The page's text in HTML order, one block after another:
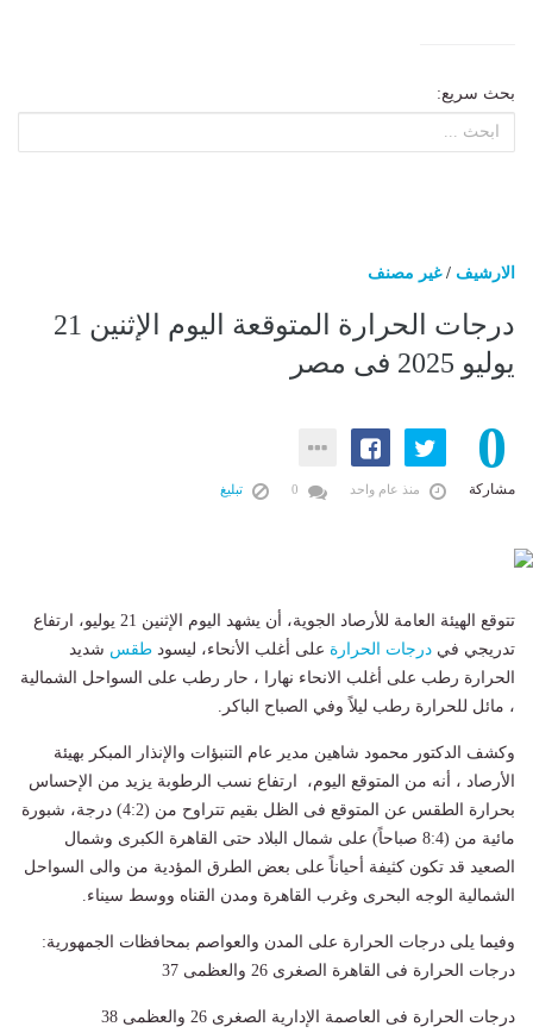
بحث سريع:
الارشيف /غير مصنف
درجات الحرارة المتوقعة اليوم الإثنين 21
يوليو 2025 فى مصر
0
مشاركة منذ عام واحد تبليغ
تتوقع الهيئة العامة للأرصاد الجوية، أن يشهد اليوم الإثنين 21 يوليو، ارتفاع
تدريجي في درجات الحرارة على أغلب الأنحاء، ليسود طقس شديد
الحرارة رطب على أغلب الانحاء نهارا ، حار رطب على السواحل الشمالية
، مائل للحرارة رطب ليلاً وفي الصباح الباكر.
وكشف الدكتور محمود شاهين مدير عام التنبؤات والإنذار المبكر بهيئة
الأرصاد ، أنه من المتوقع اليوم، ارتفاع نسب الرطوبة يزيد من الإحساس
بحرارة الطقس عن المتوقع فى الظل بقيم تتراوح من (4:2) درجة، شبورة
مائية من (8:4 صباحاً) على شمال البلاد حتى القاهرة الكبرى وشمال
الصعيد قد تكون كثيفة أحياناً على بعض الطرق المؤدية من والى السواحل
الشمالية الوجه البحرى وغرب القاهرة ومدن القناه ووسط سيناء.
وفيما يلى درجات الحرارة على المدن والعواصم بمحافظات الجمهورية:
درجات الحرارة فى القاهرة الصغرى 26 والعظمى 37
درجات الحرارة فى العاصمة الإدارية الصغرى 26 والعظمى 38